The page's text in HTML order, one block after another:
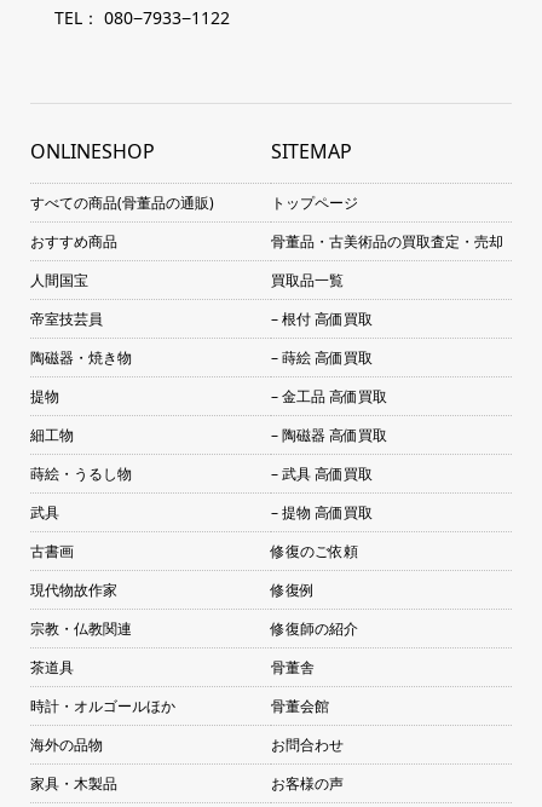
TEL： 080−7933−1122
ONLINESHOP
すべての商品(骨董品の通販)
おすすめ商品
人間国宝
帝室技芸員
陶磁器・焼き物
提物
細工物
蒔絵・うるし物
武具
古書画
現代物故作家
宗教・仏教関連
茶道具
時計・オルゴールほか
海外の品物
家具・木製品
SITEMAP
トップページ
骨董品・古美術品の買取査定・売却
買取品一覧
– 根付 高価買取
– 蒔絵 高価買取
– 金工品 高価買取
– 陶磁器 高価買取
– 武具 高価買取
– 提物 高価買取
修復のご依頼
修復例
修復師の紹介
骨董舎
骨董会館
お問合わせ
お客様の声